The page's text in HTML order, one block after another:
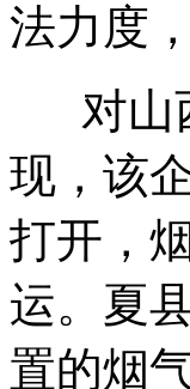
法力度
对山
现，该
打开，
运。夏
置的烟